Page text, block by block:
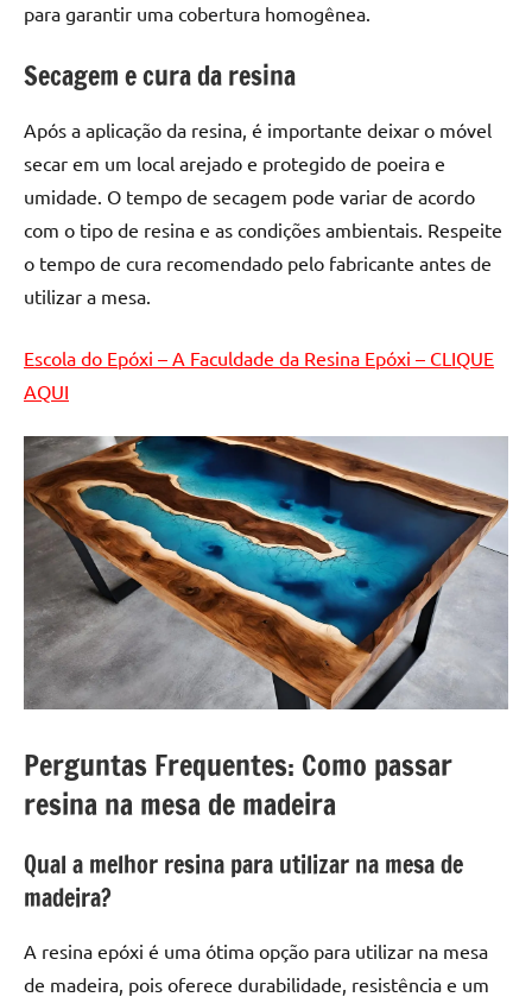
de
de
qualidade,
River
Tables
e
de
tampinhas
para garantir uma cobertura homogênea.
Secagem e cura da resina
Após a aplicação da resina, é importante deixar o móvel
secar em um local arejado e protegido de poeira e
umidade. O tempo de secagem pode variar de acordo
com o tipo de resina e as condições ambientais. Respeite
o tempo de cura recomendado pelo fabricante antes de
utilizar a mesa.
Escola do Epóxi – A Faculdade da Resina Epóxi – CLIQUE
AQUI
Perguntas Frequentes: Como passar
resina na mesa de madeira
Qual a melhor resina para utilizar na mesa de
madeira?
A resina epóxi é uma ótima opção para utilizar na mesa
de madeira, pois oferece durabilidade, resistência e um